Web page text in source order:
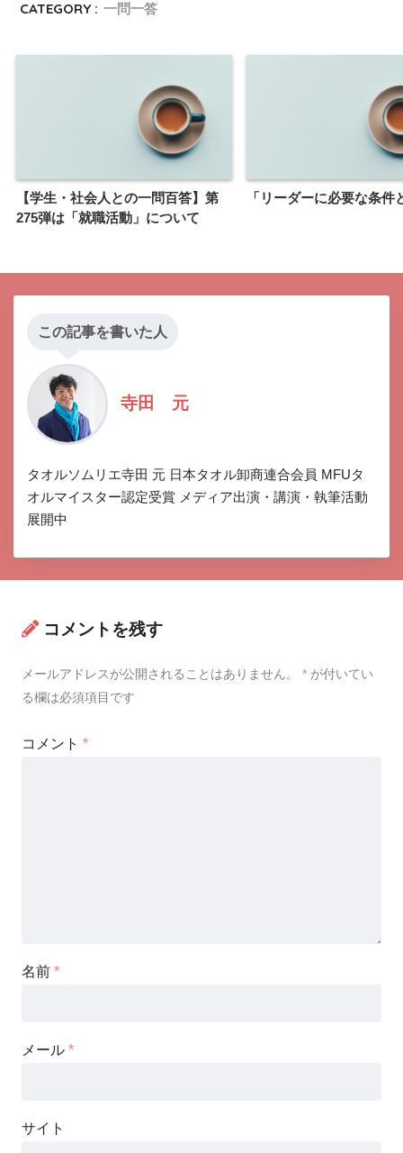
CATEGORY : 一問一答
【学生・社会人との一問百答】第
275弾は「就職活動」について
「リーダーに必要な条件
この記事を書いた人
寺田 元
タオルソムリエ寺田 元 日本タオル卸商連合会員 MFUタ
オルマイスター認定受賞 メディア出演・講演・執筆活動
展開中
コメントを残す
メールアドレスが公開されることはありません。 * が付いてい
る欄は必須項目です
コメント *
名前 *
メール *
サイト